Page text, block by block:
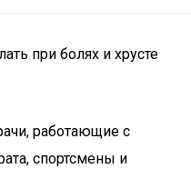
при болях и хрусте
работающие с
спортсмены и